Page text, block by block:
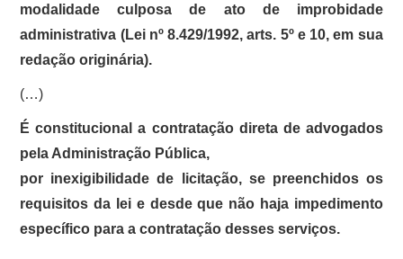
modalidade culposa de ato de improbidade
administrativa (Lei nº 8.429/1992, arts. 5º e 10, em sua
redação originária).
(…)
É constitucional a contratação direta de advogados
pela Administração Pública,
por inexigibilidade de licitação, se preenchidos os
requisitos da lei e desde que não haja impedimento
específico para a contratação desses serviços.